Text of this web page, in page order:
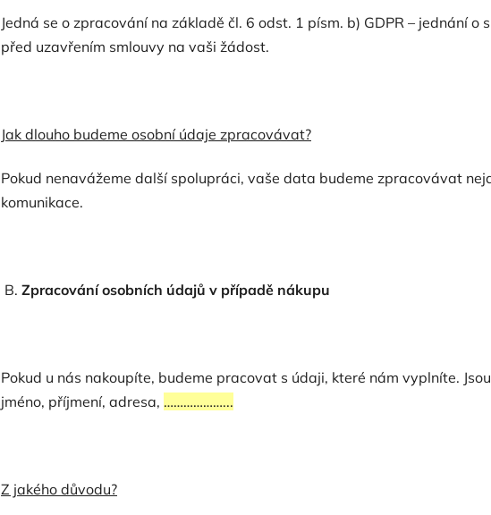
Jedná se o zpracování na základě čl. 6 odst. 1 písm. b) GDPR – jednání
před uzavřením smlouvy na vaši žádost.
Jak dlouho budeme osobní údaje zpracovávat?
Pokud nenavážeme další spolupráci, vaše data budeme zpracovávat
komunikace.
B. Zpracování osobních údajů v případě nákupu
Pokud u nás nakoupíte, budeme pracovat s údaji, které nám vyplníte.
jméno, příjmení, adresa, ………………...
Z jakého důvodu?